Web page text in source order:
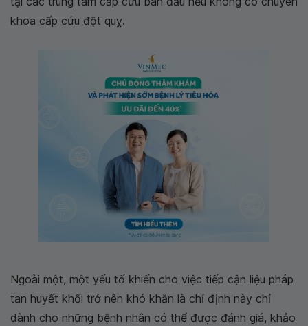
khoa cấp cứu đột quỵ.
Ngoài một, một yếu tố khiến cho việc tiếp cận liệu pháp
tan huyết khối trở nên khó khăn là chỉ định này chỉ
dành cho những bệnh nhân có thể được đánh giá, khảo